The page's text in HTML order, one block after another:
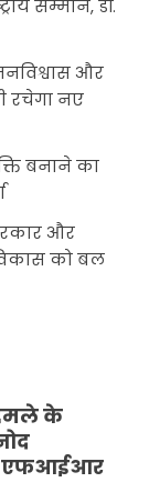
सम्मान, डॉ.
और
रचेगा नए
बनाने का
और
को बल
के
एफआईआर